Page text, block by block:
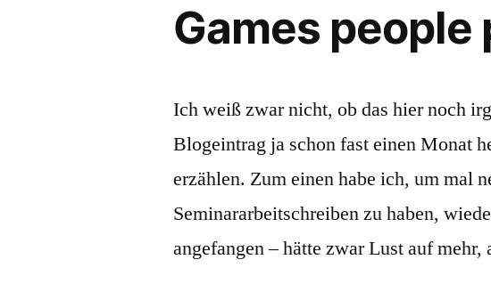
Games people
Ich weiß zwar nicht, ob das hier noch
Blogeintrag ja schon fast einen Monat
erzählen. Zum einen habe ich, um mal
Seminararbeitschreiben zu haben,
angefangen – hätte zwar Lust auf